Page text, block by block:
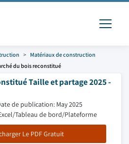
Matériaux de construction
du bois reconstitué
Taille et partage 2025 -
de publication: May 2025
Tableau de bord/Plateforme
Le PDF Gratuit